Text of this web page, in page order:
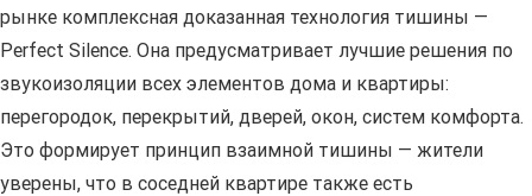
рынке комплексная доказанная технология тишины —
Perfect Silence. Она предусматривает лучшие решения по
звукоизоляции всех элементов дома и квартиры:
перегородок, перекрытий, дверей, окон, систем комфорта.
Это формирует принцип взаимной тишины — жители
уверены, что в соседней квартире также есть